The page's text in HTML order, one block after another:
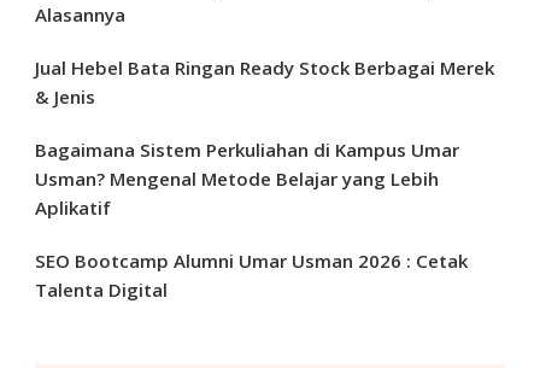
Alasannya
Jual Hebel Bata Ringan Ready Stock Berbagai Merek
& Jenis
Bagaimana Sistem Perkuliahan di Kampus Umar
Usman? Mengenal Metode Belajar yang Lebih
Aplikatif
SEO Bootcamp Alumni Umar Usman 2026 : Cetak
Talenta Digital